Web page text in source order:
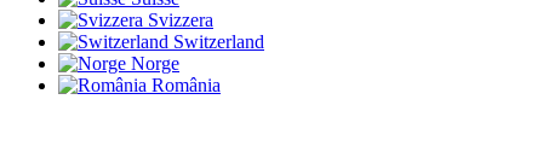
Svizzera
Switzerland
Norge
România